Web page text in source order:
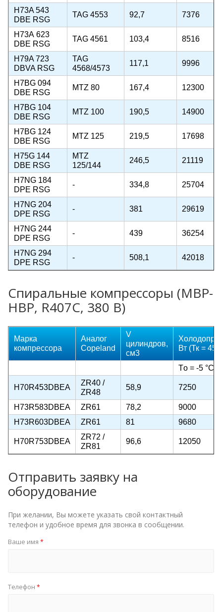
H73A 543
DBE RSG
TAG 4553 92,7 7376
Н73А 623
DBE RSG
TAG 4561 103,4 8516
H79A 723
DBVA RSG
TAG
4568/4573
117,1 9996
Н7BG 094
DBE RSG
MTZ 80 167,4 12300
Н7BG 104
DBE RSG
MTZ 100 190,5 14900
Н7BG 124
DBE RSG
MTZ 125 219,5 17698
Н75G 144
DBE RSG
MTZ
125/144
246,5 21119
H7NG 184
DPE RSG
- 334,8 25704
H7NG 204
DPE RSG
- 381 29619
H7NG 244
DPE RSG
- 439 36254
H7NG 294
DPE RSG
- 508,1 42018
Спиральные компрессоры (MBP-
HBP, R407C, 380 В)
Марка
компрессора
Аналог
Copeland
V
цилиндров,
cм3
Вт (Тк = 45
Тo = -5 °C
H70R453DBEA
ZR40 /
ZR48
58,9 7250
H73R583DBEA ZR61 78,2
9000
H73R603DBEA
ZR61 81 9680
H70R753DBEA
ZR72 /
ZR81
96,6 12050
Отправить заявку на
оборудование
При желании, Вы можете указать свой контактный
телефон и удобное время для звонка в сообщении.
Ваше имя *
Телефон *